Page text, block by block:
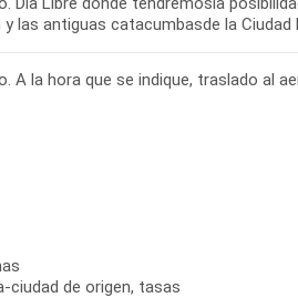
y las antiguas catacumbasde la
A la hora que se indique, traslado al
ciudad de origen, tasas